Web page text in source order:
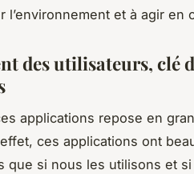
l’environnement et à agir en
des utilisateurs, clé
applications repose en
ces applications ont
que si nous les utilisons et